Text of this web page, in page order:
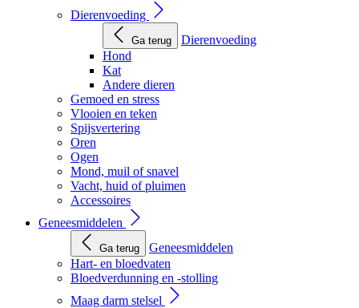
Dierenvoeding
Ga terug
Dierenvoeding
Hond
Kat
Andere dieren
Gemoed en stress
Vlooien en teken
Spijsvertering
Oren
Ogen
Mond, muil of snavel
Vacht, huid of pluimen
Accessoires
Geneesmiddelen
Ga terug
Geneesmiddelen
Hart- en bloedvaten
Bloedverdunning en -stolling
Maag darm stelsel